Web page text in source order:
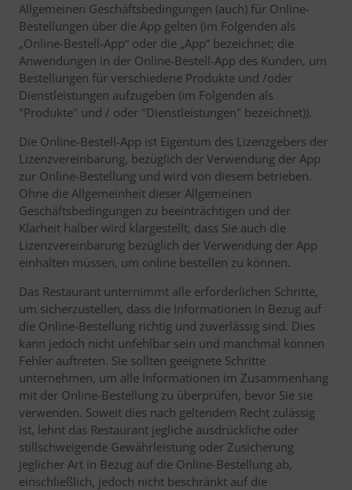
Allgemeinen Geschäftsbedingungen (auch) für Online-
Bestellungen über die App gelten (im Folgenden als
„Online-Bestell-App“ oder die „App“ bezeichnet; die
Anwendungen in der Online-Bestell-App des Kunden, um
Bestellungen für verschiedene Produkte und /oder
Dienstleistungen aufzugeben (im Folgenden als
"Produkte" und / oder "Dienstleistungen" bezeichnet)).
Die Online-Bestell-App ist Eigentum des Lizenzgebers der
Lizenzvereinbarung, bezüglich der Verwendung der App
zur Online-Bestellung und wird von diesem betrieben.
Ohne die Allgemeinheit dieser Allgemeinen
Geschäftsbedingungen zu beeinträchtigen und der
Klarheit halber wird klargestellt, dass Sie auch die
Lizenzvereinbarung bezüglich der Verwendung der App
einhalten müssen, um online bestellen zu können.
Das Restaurant unternimmt alle erforderlichen Schritte,
um sicherzustellen, dass die Informationen in Bezug auf
die Online-Bestellung richtig und zuverlässig sind. Dies
kann jedoch nicht unfehlbar sein und manchmal können
Fehler auftreten. Sie sollten geeignete Schritte
unternehmen, um alle Informationen im Zusammenhang
mit der Online-Bestellung zu überprüfen, bevor Sie sie
verwenden. Soweit dies nach geltendem Recht zulässig
ist, lehnt das Restaurant jegliche ausdrückliche oder
stillschweigende Gewährleistung oder Zusicherung
jeglicher Art in Bezug auf die Online-Bestellung ab,
einschließlich, jedoch nicht beschränkt auf die